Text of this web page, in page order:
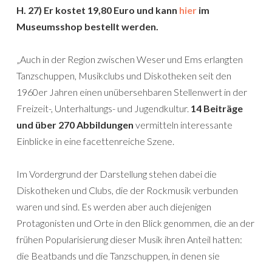
H. 27) Er kostet 19,80 Euro und kann hier im
Museumsshop bestellt werden.
„Auch in der Region zwischen Weser und Ems erlangten
Tanzschuppen, Musikclubs und Diskotheken seit den
1960er Jahren einen unübersehbaren Stellenwert in der
Freizeit-, Unterhaltungs- und Jugendkultur. 14 Beiträge
und über 270 Abbildungen vermitteln interessante
Einblicke in eine facettenreiche Szene.
Im Vordergrund der Darstellung stehen dabei die
Diskotheken und Clubs, die der Rockmusik verbunden
waren und sind. Es werden aber auch diejenigen
Protagonisten und Orte in den Blick genommen, die an der
frühen Popularisierung dieser Musik ihren Anteil hatten:
die Beatbands und die Tanzschuppen, in denen sie